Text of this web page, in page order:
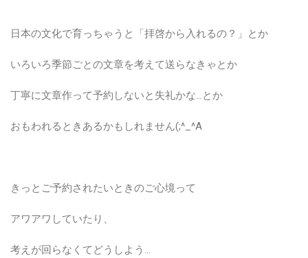
日本の文化で育っちゃうと「拝啓から入れるの？」とか
いろいろ季節ごとの文章を考えて送らなきゃとか
丁寧に文章作って予約しないと失礼かな…とか
おもわれるときあるかもしれません(;^_^A
きっとご予約されたいときのご心境って
アワアワしていたり、
考えが回らなくてどうしよう…